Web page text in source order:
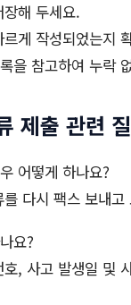
해 두세요.
게 작성되었는지
을 참고하여 누락
제출 관련
어떻게 하나요?
다시 팩스 보내
요?
, 사고 발생일 및